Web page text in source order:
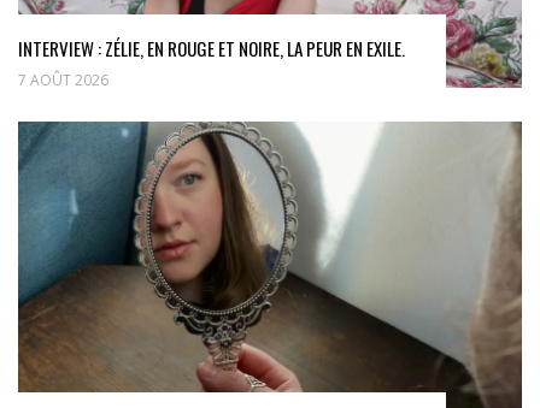
INTERVIEW : ZÉLIE, EN ROUGE ET NOIRE, LA PEUR EN EXILE.
7 AOÛT 2026